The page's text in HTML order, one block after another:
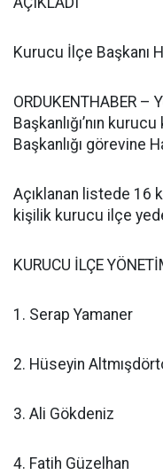
Kurucu İlçe Başkanı
ORDUKENTHABER –
Başkanlığı’nın
Başkanlığı görevine
Açıklanan listede 16
kişilik kurucu ilçe
KURUCU İLÇE
1. Serap Yamaner
2. Hüseyin
3. Ali Gökdeniz
4. Fatih Güzelhan